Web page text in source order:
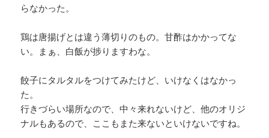
らなかった。
鶏は唐揚げとは違う薄切りのもの。甘酢はかかってな
い。まぁ、白飯が捗りますわな。
餃子にタルタルをつけてみたけど、いけなくはなかっ
た。
行きづらい場所なので、中々来れないけど、他のオリジ
ナルもあるので、ここもまた来ないといけないですね。